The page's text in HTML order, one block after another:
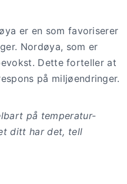
er en som favoriserer
Nordøya, som er
Dette forteller at
på miljøendringer.
på temperatur-
ditt har det, tell